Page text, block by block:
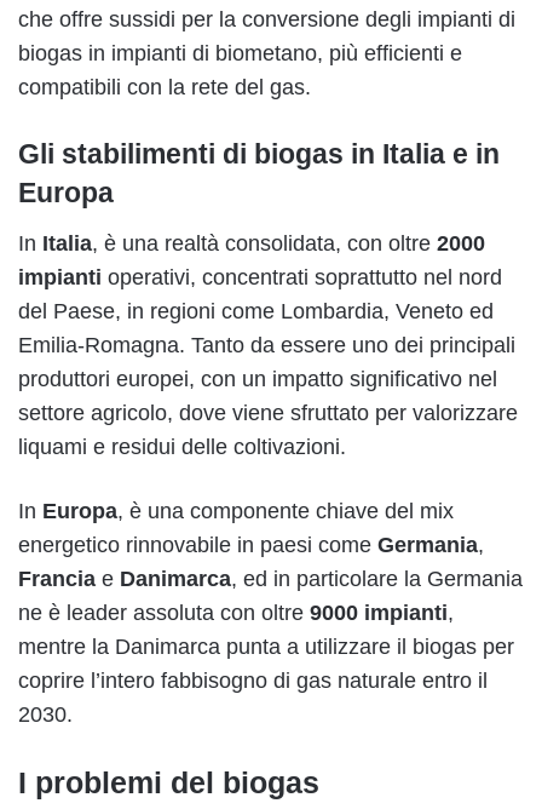
che offre sussidi per la conversione degli impianti di
biogas in impianti di biometano, più efficienti e
compatibili con la rete del gas.
Gli stabilimenti di biogas in Italia e in
Europa
In Italia, è una realtà consolidata, con oltre 2000
impianti operativi, concentrati soprattutto nel nord
del Paese, in regioni come Lombardia, Veneto ed
Emilia-Romagna. Tanto da essere uno dei principali
produttori europei, con un impatto significativo nel
settore agricolo, dove viene sfruttato per valorizzare
liquami e residui delle coltivazioni.
In Europa, è una componente chiave del mix
energetico rinnovabile in paesi come Germania,
Francia e Danimarca, ed in particolare la Germania
ne è leader assoluta con oltre 9000 impianti,
mentre la Danimarca punta a utilizzare il biogas per
coprire l’intero fabbisogno di gas naturale entro il
2030.
I problemi del biogas